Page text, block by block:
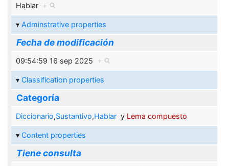
Hablar +
Adminstrative properties
Fecha de modificación
09:54:59 16 sep 2025 +
Classification properties
Categoría
Diccionario,Sustantivo,Hablary Lema compuesto
Content properties
Tiene consulta